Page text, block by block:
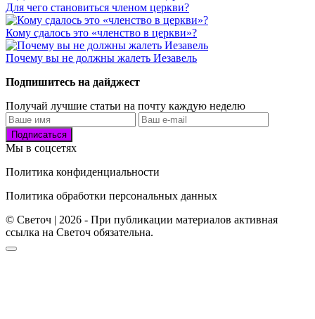
Для чего становиться членом церкви?
Кому сдалось это «членство в церкви»?
Почему вы не должны жалеть Иезавель
Подпишитесь на дайджест
Получай лучшие статьи на почту каждую неделю
Подписаться
Мы в соцсетях
Политика конфиденциальности
Политика обработки персональных данных
© Светоч | 2026 - При публикации материалов активная
ссылка на Светоч обязательна.